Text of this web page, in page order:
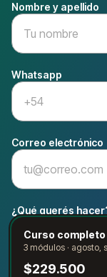
Nombre y apellido
Whatsapp
Correo electrónico
¿Qué querés
Curso completo
3 módulos · agosto,
$229.500